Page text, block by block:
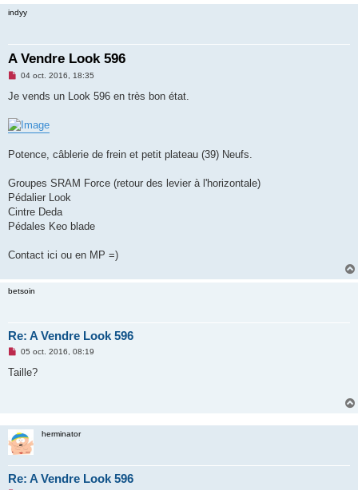
indyy
A Vendre Look 596
M
s
g
e
o
n
u
04 oct. 2016, 18:35
Je vends un Look 596 en très bon état.
Potence, câblerie de frein et petit plateau (39) Neufs.
Groupes SRAM Force (retour des levier à l'horizontale)
Pédalier Look
Cintre Deda
Pédales Keo blade
Contact ici ou en MP =)
betsoin
Re: A Vendre Look 596
M
s
o
n
l
u
05 oct. 2016, 08:19
Taille?
herminator
Re: A Vendre Look 596